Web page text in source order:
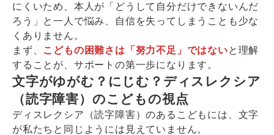
にくいため、本人が「どうして自分だけできないんだ
ろう」と一人で悩み、自信を失ってしまうことも少な
くありません。
まず、 こどもの困難さは「努力不足」ではないと理解
することが、サポートの第一歩になります。
文字がゆがむ？にじむ？ディスレクシア
（読字障害）のこどもの視点
ディスレクシア（読字障害）のあるこどもには、文字
が私たちと同じようには見えていません。